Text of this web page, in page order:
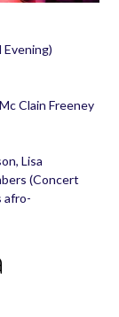
Evening)
Clain Freeney
Lisa
(Concert
afro-